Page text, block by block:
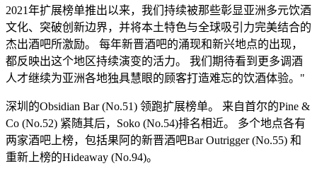
2021年扩展榜单推出以来，我们持续被那些彰显亚洲多元饮酒
文化、突破创新边界，并将本土特色与全球吸引力完美结合的
杰出酒吧所激励。 每年新晋酒吧的涌现和新兴地点的出现，
都反映出这个地区持续演变的活力。 我们期待看到更多调酒
人才继续为亚洲各地独具慧眼的顾客打造难忘的饮酒体验。"
深圳的Obsidian Bar (No.51) 领跑扩展榜单。 来自首尔的Pine &
Co (No.52) 紧随其后，Soko (No.54)排名相近。 多个地点各有
两家酒吧上榜，包括果阿的新晋酒吧Bar Outrigger (No.55) 和
重新上榜的Hideaway (No.94)。